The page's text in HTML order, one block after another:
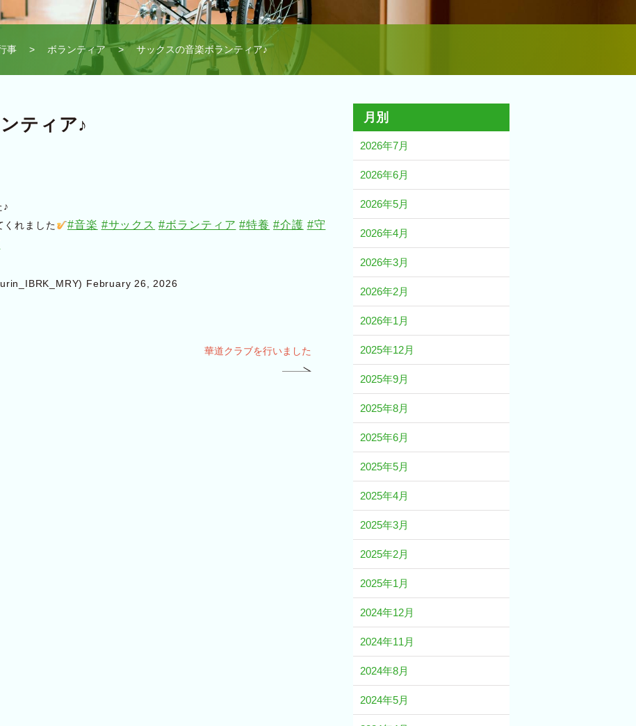
事 > ボランティア> サックスの音楽ボランティア♪
ティア♪
♪
くれました
#音楽 #サックス #ボランティア #特養 #介護 #守
February 26, 2026
華道クラブを行いました
月別
2026年7月
2026年6月
2026年5月
2026年4月
2026年3月
2026年2月
2026年1月
2025年12月
2025年9月
2025年8月
2025年6月
2025年5月
2025年4月
2025年3月
2025年2月
2025年1月
2024年12月
2024年11月
2024年8月
2024年5月